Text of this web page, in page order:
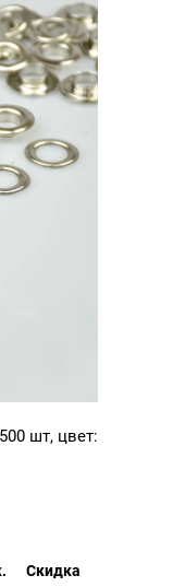
шт, цвет:
Скидка